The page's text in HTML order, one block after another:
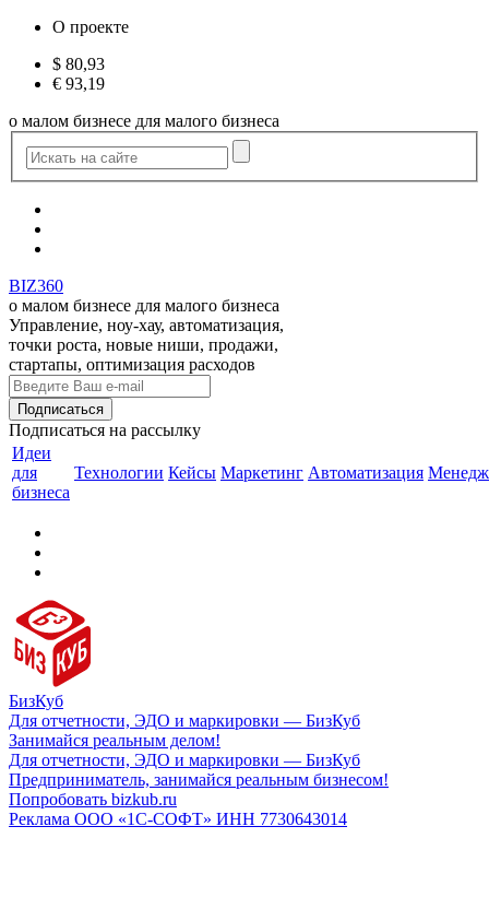
О проекте
$ 80,93
€ 93,19
о малом бизнесе для малого бизнеса
BIZ360
о малом бизнесе для малого бизнеса
Управление, ноу-хау, автоматизация,
точки роста, новые ниши, продажи,
стартапы, оптимизация расходов
Подписаться на рассылку
Идеи
для
бизнеса
Технологии Кейсы Маркетинг Автоматизация
БизКуб
Для отчетности, ЭДО и маркировки — БизКуб
Занимайся реальным делом!
Для отчетности, ЭДО и маркировки — БизКуб
Предприниматель, занимайся реальным бизнесом!
Попробовать bizkub.ru
Реклама ООО «1С-СОФТ» ИНН 7730643014